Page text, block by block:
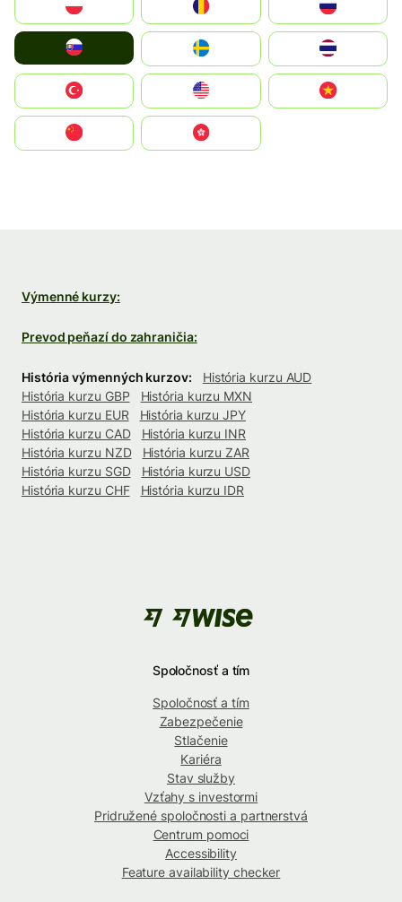
United States
中國香港特別行政區
Výmenné kurzy:
Prevod peňazí do zahraničia:
História výmenných kurzov:
História kurzu AUD
História kurzu GBP
História kurzu MXN
História kurzu EUR
História kurzu JPY
História kurzu CAD
História kurzu INR
História kurzu NZD
História kurzu ZAR
História kurzu SGD
História kurzu USD
História kurzu CHF
História kurzu IDR
Spoločnosť a tím
Spoločnosť a tím
Zabezpečenie
Stlačenie
Kariéra
Stav služby
Vzťahy s investormi
Pridružené spoločnosti a partnerstvá
Centrum pomoci
Accessibility
Feature availability checker